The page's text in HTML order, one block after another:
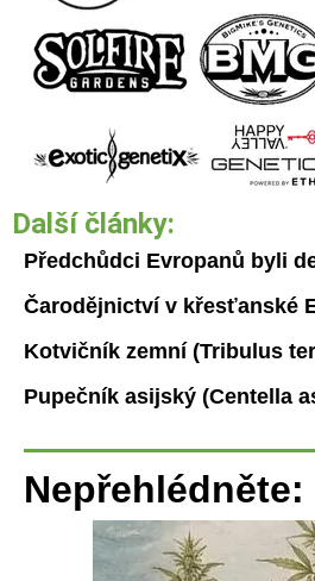
Další články:
Předchůdci Evropanů byli
Čarodějnictví v křesťanské
Kotvičník zemní (Tribulus
Pupečník asijský (Centella
Nepřehlédněte: